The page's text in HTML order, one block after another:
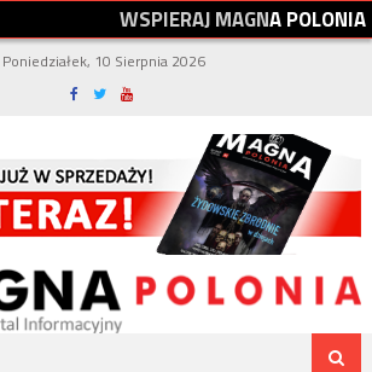
WSPIERAJMAGNAPOLONIA
Poniedziałek, 10 Sierpnia 2026